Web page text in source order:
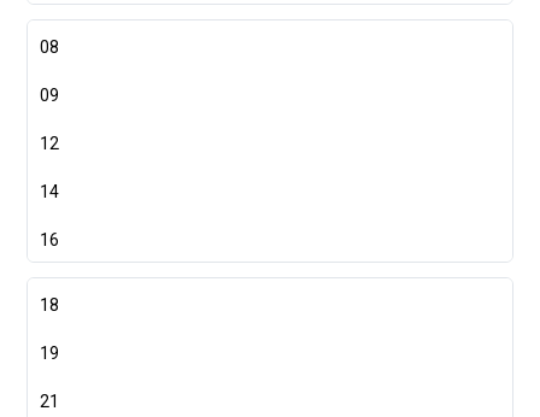
08
09
12
14
16
18
19
21